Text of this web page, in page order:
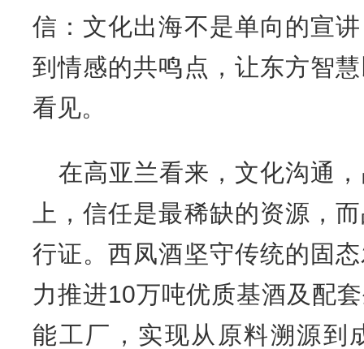
信：文化出海不是单向的宣
到情感的共鸣点，让东方智
看见。
在高亚兰看来，文化沟通
上，信任是最稀缺的资源，
行证。西凤酒坚守传统的固
力推进10万吨优质基酒及配
能工厂，实现从原料溯源到